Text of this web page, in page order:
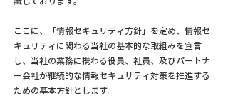
ここに、「情報セキュリティ方針」を定め、情報セ
キュリティに関わる当社の基本的な取組みを宣言
し、当社の業務に携わる役員、社員、及びパートナ
ー会社が継続的な情報セキュリティ対策を推進する
ための基本方針とします。